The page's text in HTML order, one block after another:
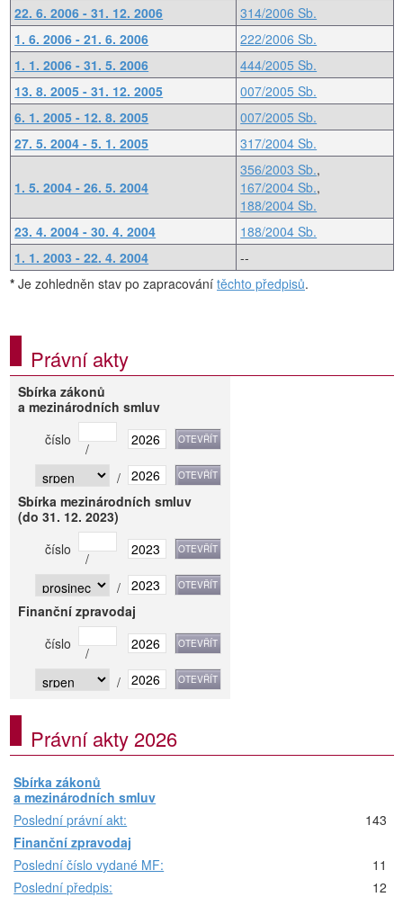
22. 6. 2006 - 31. 12. 2006
314/2006 Sb.
1. 6. 2006 - 21. 6. 2006
222/2006 Sb.
1. 1. 2006 - 31. 5. 2006
444/2005 Sb.
13. 8. 2005 - 31. 12. 2005
007/2005 Sb.
6. 1. 2005 - 12. 8. 2005
007/2005 Sb.
27. 5. 2004 - 5. 1. 2005
317/2004 Sb.
1. 5. 2004 - 26. 5. 2004
356/2003 Sb.,
167/2004 Sb.,
188/2004 Sb.
23. 4. 2004 - 30. 4. 2004
188/2004 Sb.
1. 1. 2003 - 22. 4. 2004
--
* Je zohledněn stav po zapracování těchto předpisů.
Právní akty
Sbírka zákonů
a mezinárodních smluv
číslo
/
/
Sbírka mezinárodních smluv
(do 31. 12. 2023)
číslo
/
/
Finanční zpravodaj
číslo
/
/
Právní akty 2026
Sbírka zákonů
a mezinárodních smluv
Poslední právní akt:
143
Finanční zpravodaj
Poslední číslo vydané MF:
11
Poslední předpis:
12